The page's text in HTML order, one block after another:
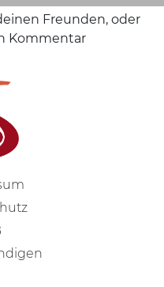
Freunden, oder
Kommentar